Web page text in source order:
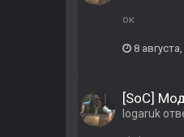
ок
8
[SoC]
logaruk